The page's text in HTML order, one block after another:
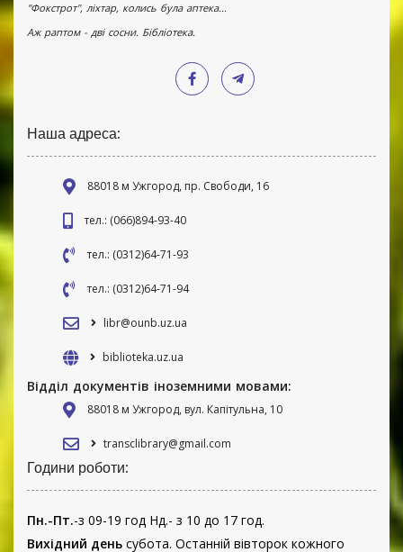
"Фокстрот", ліхтар, колись була аптека...
Аж раптом - дві сосни. Бібліотека.
Наша адреса:
88018 м Ужгород, пр. Свободи, 16
тел.: (066)894-93-40
тел.: (0312)64-71-93
тел.: (0312)64-71-94
libr@ounb.uz.ua
biblioteka.uz.ua
Відділ документів іноземними мовами:
88018 м Ужгород, вул. Капітульна, 10
transclibrary@gmail.com
Години роботи:
Пн.-Пт.-з 09-19 год Нд.- з 10 до 17 год.
Вихідний день субота. Останній вівторок кожного